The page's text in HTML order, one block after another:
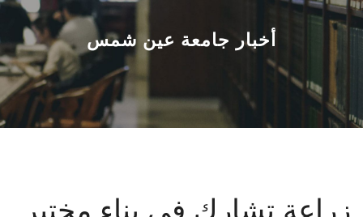
القطاعـات
الشئون الأكاديمية
البحث العلمي
أخبار جامعة عين شمس
زراعة تشارك في بناء مختبر